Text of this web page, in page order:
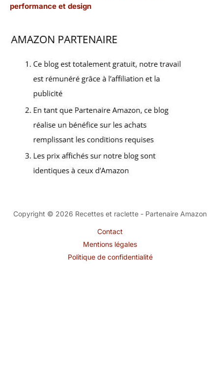
performance et design
Copyright © 2026 Recettes et raclette - Partenaire Amazon
Contact
Mentions légales
Politique de confidentialité